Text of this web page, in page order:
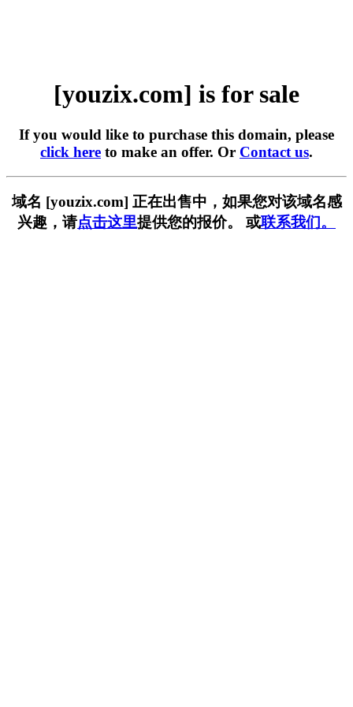
[youzix.com] is for sale
If you would like to purchase this domain, please
click here to make an offer. Or Contact us.
域名 [youzix.com] 正在出售中，如果您对该域名感
兴趣，请点击这里提供您的报价。 或联系我们。